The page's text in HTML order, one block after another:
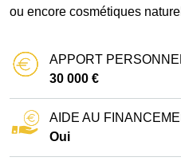
ou encore cosmétiques
APPORT
30 000 €
AIDE AU
Oui